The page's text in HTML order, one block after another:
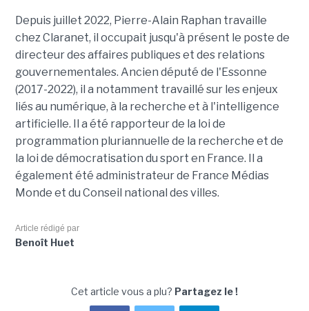
Depuis juillet 2022, Pierre-Alain Raphan travaille
chez Claranet, il occupait jusqu'à présent le poste de
directeur des affaires publiques et des relations
gouvernementales. Ancien député de l'Essonne
(2017-2022), il a notamment travaillé sur les enjeux
liés au numérique, à la recherche et à l'intelligence
artificielle. Il a été rapporteur de la loi de
programmation pluriannuelle de la recherche et de
la loi de démocratisation du sport en France. Il a
également été administrateur de France Médias
Monde et du Conseil national des villes.
Article rédigé par
Benoît Huet
Cet article vous a plu? Partagez le !